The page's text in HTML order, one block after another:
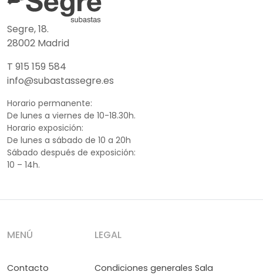
Segre, 18.
28002 Madrid
T 915 159 584
info@subastassegre.es
Horario permanente:
De lunes a viernes de 10-18.30h.
Horario exposición:
De lunes a sábado de 10 a 20h
Sábado después de exposición:
10 – 14h.
MENÚ
Contacto
LEGAL
Condiciones generales Sala